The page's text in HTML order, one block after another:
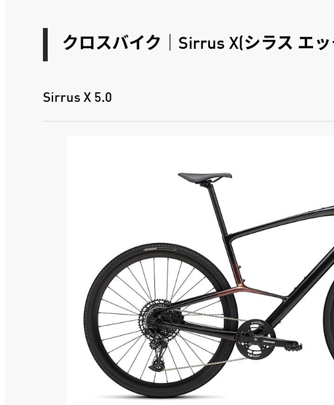
クロスバイク｜Sirrus X(シラス エッ
Sirrus X 5.0